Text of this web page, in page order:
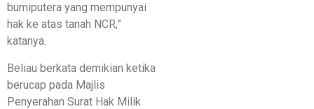
bumiputera yang mempunyai
hak ke atas tanah NCR,”
katanya.
Beliau berkata demikian ketika
berucap pada Majlis
Penyerahan Surat Hak Milik